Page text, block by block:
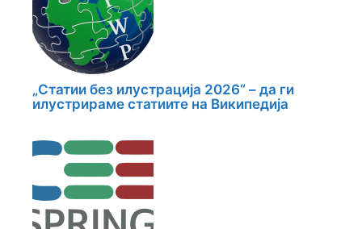
„Статии без илустрација 2026“ – да ги
илустрираме статиите на Википедија